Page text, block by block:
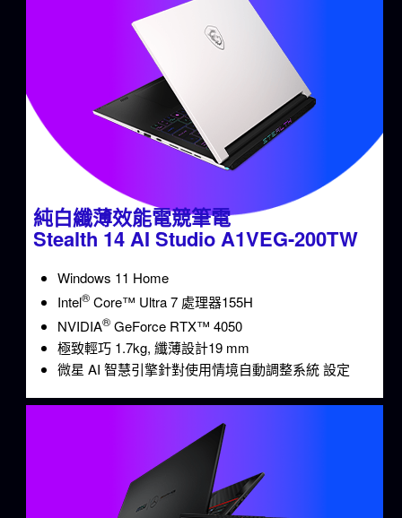
純白纖薄效能電競筆電
Stealth 14 AI Studio A1VEG-200TW
Windows 11 Home
Intel®Core™ Ultra 7 處理器155H
NVIDIA®GeForce RTX™ 4050
極致輕巧 1.7kg, 纖薄設計19 mm
微星 AI 智慧引擎針對使用情境自動調整系統 設定